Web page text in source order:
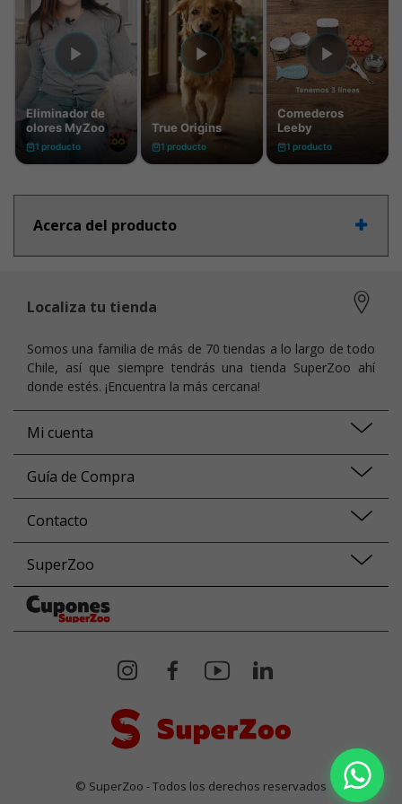
Acerca del producto
Localiza tu tienda
Somos una familia de más de 70 tiendas a lo largo de todo
Chile, así que siempre tendrás una tienda SuperZoo ahí
donde estés. ¡Encuentra la más cercana!
Mi cuenta
Guía de Compra
Contacto
SuperZoo
© SuperZoo - Todos los derechos reservados